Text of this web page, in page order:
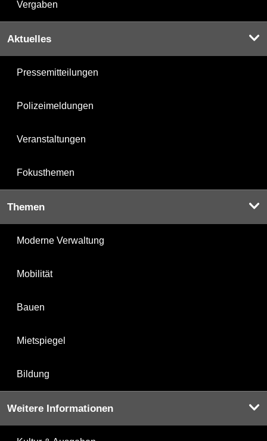
Vergaben
Aktuelles
Pressemitteilungen
Polizeimeldungen
Veranstaltungen
Fokusthemen
Themen
Moderne Verwaltung
Mobilität
Bauen
Mietspiegel
Bildung
Weitere Informationen